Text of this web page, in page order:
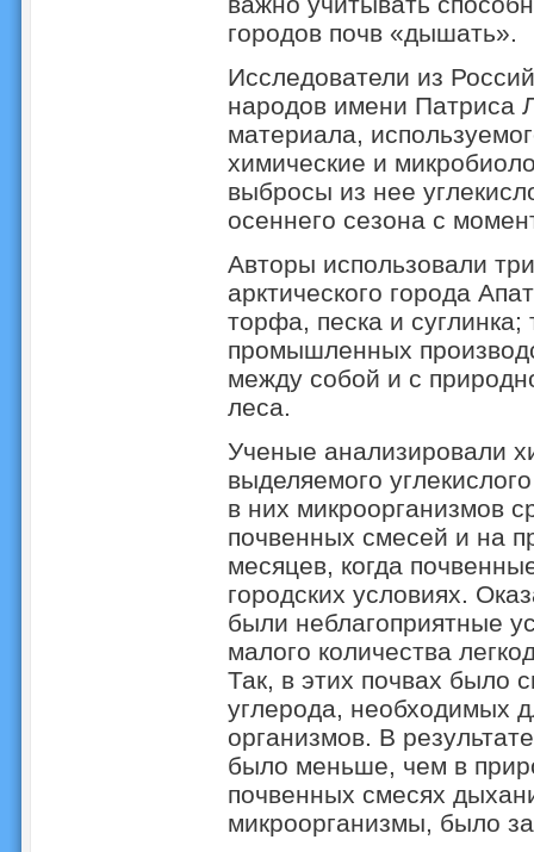
городов почв «дышать».
Исследователи из
народов имени Патриса
материала,
химические и
выбросы из нее
осеннего сезона с
Авторы использовали
арктического города
торфа, песка и
промышленных
между собой и с
леса.
Ученые анализировали
выделяемого
в них микроорганизмов
почвенных смесей и на
месяцев, когда
городских условиях.
были неблагоприятные
малого количества
Так, в этих почвах было
углерода, необходимых
организмов. В
было меньше, чем в
почвенных смесях
микроорганизмы, было